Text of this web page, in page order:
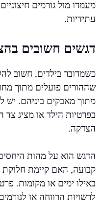
מעמדו מול גורמים
עתידיות.
דגשים חשובים
כשמדובר בילדים, חשוב
שההורים פועלים מתוך
מתוך מאבקים ביניהם. יש
בפרטיות הילד או מציג צד
הצדקה.
הדגש הוא על מהות
קבועה, האם קיימת חלוקת
באילו ימים או מקומות.
לרשויות הרווחה או